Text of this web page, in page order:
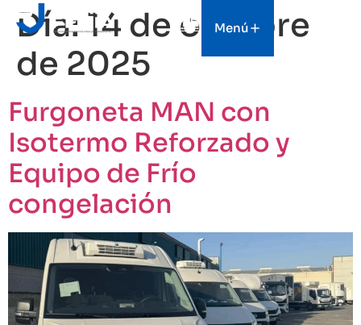
Menú
Día:14 de octubre
de 2025
Furgoneta MAN con
Isotermo Reforzado y
Equipo de Frío
congelación